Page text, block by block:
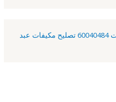
فني تكييف الكويت 60040484 تصليح مكيفات عبد